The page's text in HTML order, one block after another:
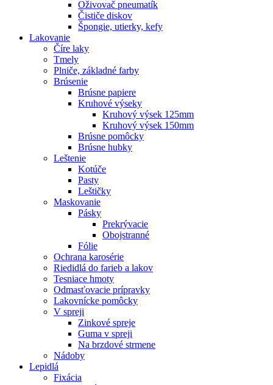
Oživovač pneumatík
Čističe diskov
Špongie, utierky, kefy
Lakovanie
Číre laky
Tmely
Plniče, základné farby
Brúsenie
Brúsne papiere
Kruhové výseky
Kruhový výsek 125mm
Kruhový výsek 150mm
Brúsne pomôcky
Brúsne hubky
Leštenie
Kotúče
Pasty
Leštičky
Maskovanie
Pásky
Prekrývacie
Obojstranné
Fólie
Ochrana karosérie
Riedidlá do farieb a lakov
Tesniace hmoty
Odmasťovacie prípravky
Lakovnícke pomôcky
V spreji
Zinkové spreje
Guma v spreji
Na brzdové strmene
Nádoby
Lepidlá
Fixácia